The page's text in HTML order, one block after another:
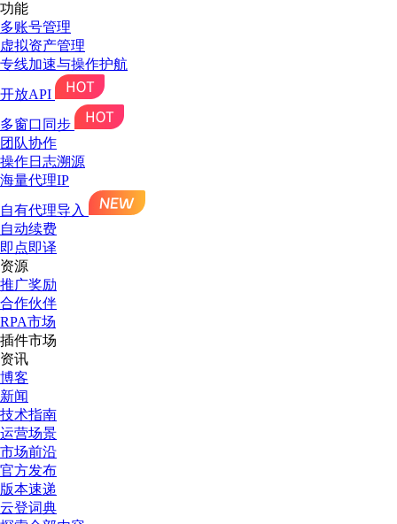
功能
多账号管理
虚拟资产管理
专线加速与操作护航
开放API
多窗口同步
团队协作
操作日志溯源
海量代理IP
自有代理导入
自动续费
即点即译
资源
推广奖励
合作伙伴
RPA市场
插件市场
资讯
博客
新闻
技术指南
运营场景
市场前沿
官方发布
版本速递
云登词典